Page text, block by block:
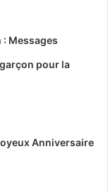
: Messages
pour la
Anniversaire